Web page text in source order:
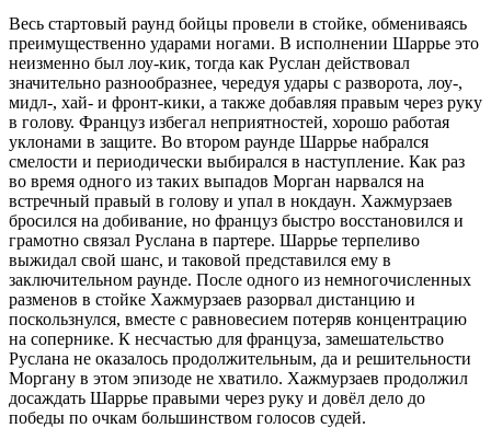
Весь стартовый раунд бойцы провели в стойке, обмениваясь
преимущественно ударами ногами. В исполнении Шаррье это
неизменно был лоу-кик, тогда как Руслан действовал
значительно разнообразнее, чередуя удары с разворота, лоу-,
мидл-, хай- и фронт-кики, а также добавляя правым через руку
в голову. Француз избегал неприятностей, хорошо работая
уклонами в защите. Во втором раунде Шаррье набрался
смелости и периодически выбирался в наступление. Как раз
во время одного из таких выпадов Морган нарвался на
встречный правый в голову и упал в нокдаун. Хажмурзаев
бросился на добивание, но француз быстро восстановился и
грамотно связал Руслана в партере. Шаррье терпеливо
выжидал свой шанс, и таковой представился ему в
заключительном раунде. После одного из немногочисленных
разменов в стойке Хажмурзаев разорвал дистанцию и
поскользнулся, вместе с равновесием потеряв концентрацию
на сопернике. К несчастью для француза, замешательство
Руслана не оказалось продолжительным, да и решительности
Моргану в этом эпизоде не хватило. Хажмурзаев продолжил
досаждать Шаррье правыми через руку и довёл дело до
победы по очкам большинством голосов судей.